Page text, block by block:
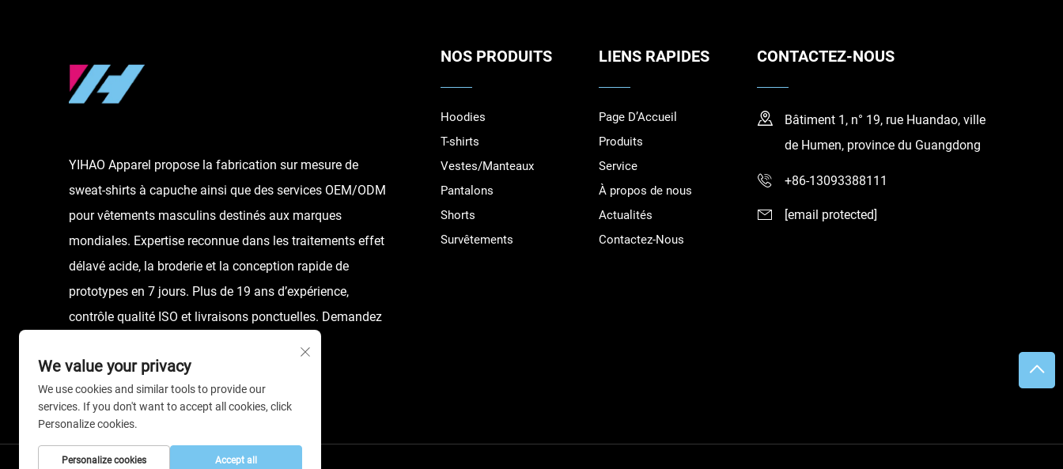
YIHAO Apparel propose la fabrication sur mesure de
sweat-shirts à capuche ainsi que des services OEM/ODM
pour vêtements masculins destinés aux marques
mondiales. Expertise reconnue dans les traitements effet
délavé acide, la broderie et la conception rapide de
prototypes en 7 jours. Plus de 19 ans d’expérience,
contrôle qualité ISO et livraisons ponctuelles. Demandez
NOS PRODUITS
Hoodies
T-shirts
Vestes/Manteaux
Pantalons
Shorts
Survêtements
LIENS RAPIDES
Page D’Accueil
Produits
Service
À propos de nous
Actualités
Contactez-Nous
CONTACTEZ-NOUS
Bâtiment 1, n° 19, rue Huandao, ville
de Humen, province du Guangdong
+86-13093388111
[email protected]
We value your privacy
We use cookies and similar tools to provide our
services. If you don't want to accept all cookies, click
Personalize cookies.
Personalize cookies Accept all